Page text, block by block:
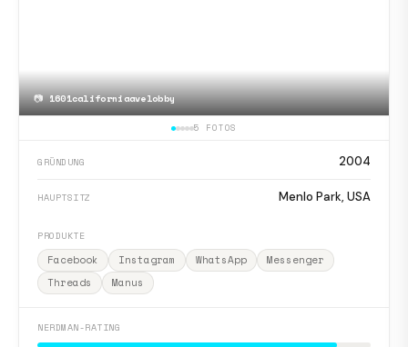
📷1601californiaavelobby
5 FOTOS
GRÜNDUNG 2004
HAUPTSITZ Menlo Park, USA
PRODUKTE
Facebook Instagram WhatsApp
Messenger
Threads
Manus
NERDMAN-RATING